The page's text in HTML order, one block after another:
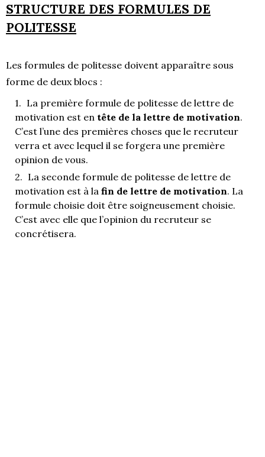
STRUCTURE DES FORMULES DE
POLITESSE
Les formules de politesse doivent apparaître sous
forme de deux blocs :
La première formule de politesse de lettre de
motivation est en tête de la lettre de motivation.
C’est l’une des premières choses que le recruteur
verra et avec lequel il se forgera une première
opinion de vous.
La seconde formule de politesse de lettre de
motivation est à la fin de lettre de motivation. La
formule choisie doit être soigneusement choisie.
C’est avec elle que l’opinion du recruteur se
concrétisera.